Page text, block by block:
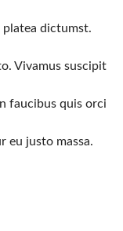
platea dictumst.
Vivamus suscipit
faucibus quis orci
eu justo massa.